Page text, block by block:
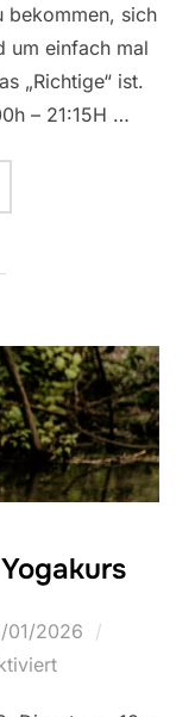
bekommen, sich
um einfach mal
„Richtige“ ist.
– 21:15H …
FÜR
01/2026